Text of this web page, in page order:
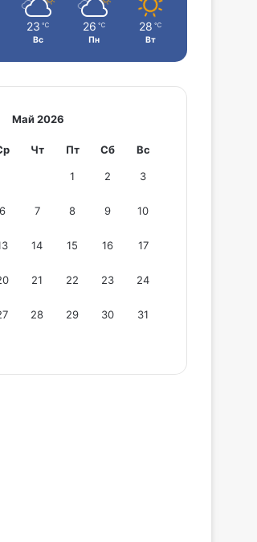
23 ℃
Вс
26 ℃
Пн
28 ℃
Вт
Май 2026
Чт Пт Сб Вс
1 2 3
6 7 8 9 10
14 15 16 17
21 22 23 24
28 29 30 31